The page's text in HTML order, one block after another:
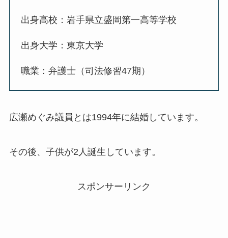
出身高校：岩手県立盛岡第一高等学校
出身大学：東京大学
職業：弁護士（司法修習47期）
広瀬めぐみ議員とは1994年に結婚しています。
その後、子供が2人誕生しています。
スポンサーリンク